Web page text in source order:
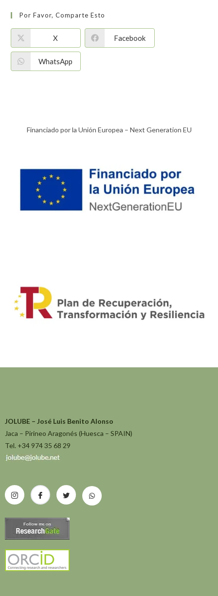
Por Favor, Comparte Esto
X Facebook
WhatsApp
Financiado por la Unión Europea – Next Generation EU​
JOLUBE – José Luis Benito Alonso
Jaca – Pirineo Aragonés (Huesca – SPAIN)
Tel. +34 974 35 68 29